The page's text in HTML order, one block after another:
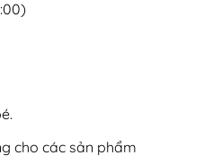
cho các sản phẩm